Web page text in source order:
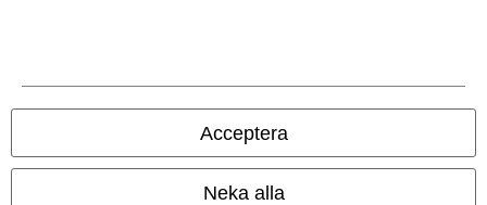
Acceptera
Neka alla
Villkor
Om oss